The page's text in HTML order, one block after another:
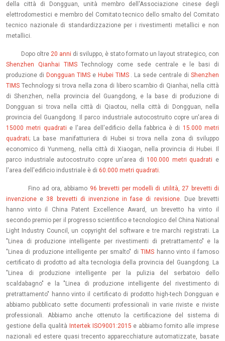
della città di Dongguan, unità membro dell'Associazione cinese degli
elettrodomestici e membro del Comitato tecnico dello smalto del Comitato
tecnico nazionale di standardizzazione per i rivestimenti metallici e non
metallici.
Dopo oltre 20 anni di sviluppo, è stato formato un layout strategico, con
Shenzhen Qianhai TIMSTechnology come sede centrale e le basi di
produzione di Dongguan TIMSe Hubei TIMS. La sede centrale diShenzhen
TIMS Technology si trova nella zona di libero scambio di Qianhai, nella città
di Shenzhen, nella provincia del Guangdong, e la base di produzione di
Dongguan si trova nella città di Qiaotou, nella città di Dongguan, nella
provincia del Guangdong. Il parco industriale autocostruito copre un'area di
15000 metri quadrati e l'area dell'edificio della fabbrica è di 15.000 metri
quadrati; La base manifatturiera di Hubei si trova nella zona di sviluppo
economico di Yunmeng, nella città di Xiaogan, nella provincia di Hubei. Il
parco industriale autocostruito copre un'area di 100.000 metri quadrati e
l'area dell'edificio industriale è di 60.000 metri quadrati.
Fino ad ora, abbiamo 96 brevetti per modelli di utilità, 27 brevetti di
invenzione e 38 brevetti di invenzione in fase di revisione. Due brevetti
hanno vinto il China Patent Excellence Award, un brevetto ha vinto il
secondo premio per il progresso scientifico e tecnologico del China National
Light Industry Council, un copyright del software e tre marchi registrati. La
"Linea di produzione intelligente per rivestimenti di pretrattamento" e la
"Linea di produzione intelligente per smalto" diTIMS hanno vinto il famoso
certificato di prodotto ad alta tecnologia della provincia del Guangdong. La
"Linea di produzione intelligente per la pulizia del serbatoio dello
scaldabagno" e la "Linea di produzione intelligente del rivestimento di
pretrattamento" hanno vinto il certificato di prodotto high-tech Dongguan e
abbiamo pubblicato sette documenti professionali in varie riviste e riviste
professionali. Abbiamo anche ottenuto la certificazione del sistema di
gestione della qualità Intertek ISO9001:2015 e abbiamo fornito alle imprese
nazionali ed estere quasi trecento apparecchiature automatizzate, basate